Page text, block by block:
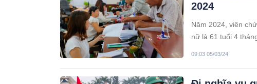
2024
Năm 2024, viên
nữ là 61 tuổi 4
09:03 05/03/24